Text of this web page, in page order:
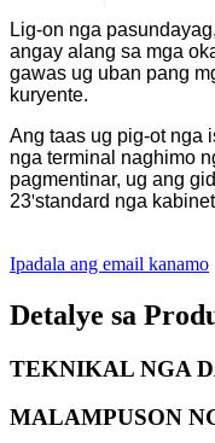
Lig-on nga
angay alang sa mga
gawas ug uban pang
kuryente.
Ang taas ug pig-ot nga
nga terminal naghimo
pagmentinar, ug ang
23'standard nga
Ipadala ang email kanamo
Detalye sa
TEKNIKAL NGA
MALAMPUSON